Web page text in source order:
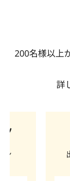
200名様以上
詳
な